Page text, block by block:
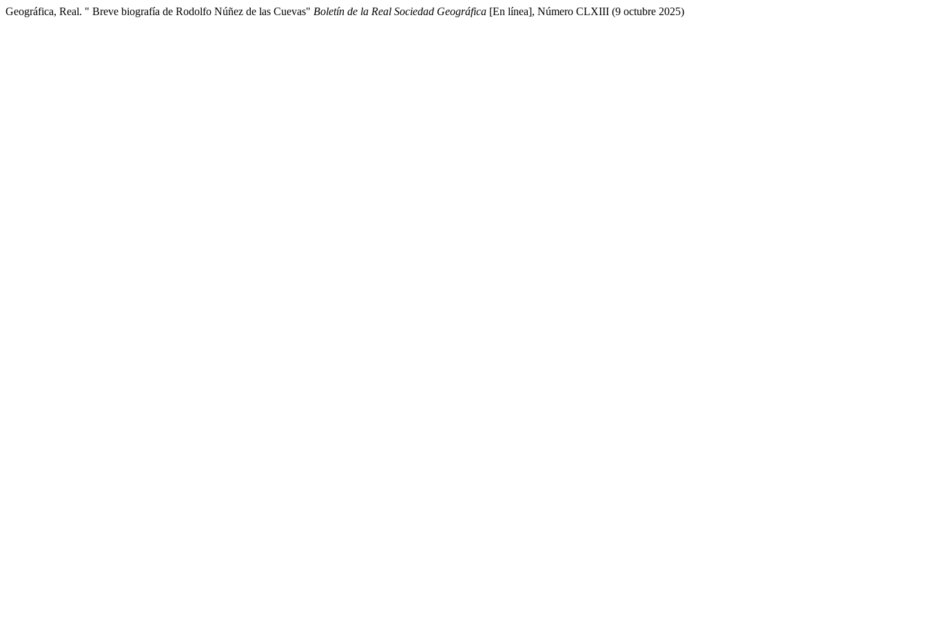
Geográfica, Real. " Breve biografía de Rodolfo Núñez de las Cuevas" Boletín de la Real Sociedad Geográfica [En línea], Número CLXIII (9 octubre 2025)